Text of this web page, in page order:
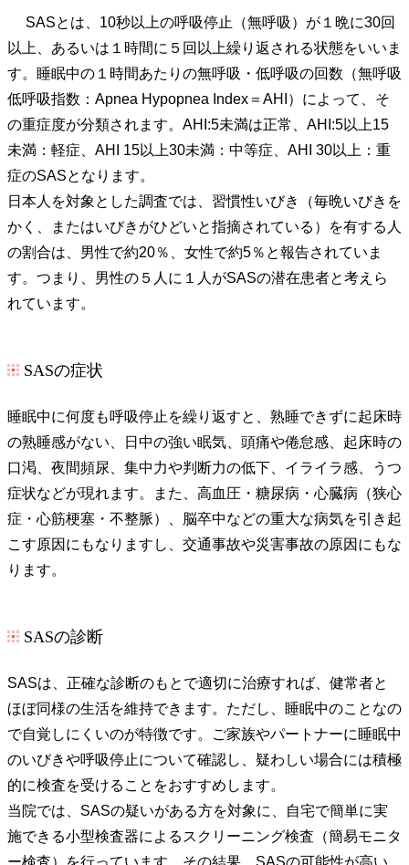
SASとは、10秒以上の呼吸停止（無呼吸）が１晩に30回
以上、あるいは１時間に５回以上繰り返される状態をいいま
す。睡眠中の１時間あたりの無呼吸・低呼吸の回数（無呼吸
低呼吸指数：Apnea Hypopnea Index＝AHI）によって、そ
の重症度が分類されます。AHI:5未満は正常、AHI:5以上15
未満：軽症、AHI 15以上30未満：中等症、AHI 30以上：重
症のSASとなります。
日本人を対象とした調査では、習慣性いびき（毎晩いびきを
かく、またはいびきがひどいと指摘されている）を有する人
の割合は、男性で約20％、女性で約5％と報告されていま
す。つまり、男性の５人に１人がSASの潜在患者と考えら
れています。
SASの症状
睡眠中に何度も呼吸停止を繰り返すと、熟睡できずに起床時
の熟睡感がない、日中の強い眠気、頭痛や倦怠感、起床時の
口渇、夜間頻尿、集中力や判断力の低下、イライラ感、うつ
症状などが現れます。また、高血圧・糖尿病・心臓病（狭心
症・心筋梗塞・不整脈）、脳卒中などの重大な病気を引き起
こす原因にもなりますし、交通事故や災害事故の原因にもな
ります。
SASの診断
SASは、正確な診断のもとで適切に治療すれば、健常者と
ほぼ同様の生活を維持できます。ただし、睡眠中のことなの
で自覚しにくいのが特徴です。ご家族やパートナーに睡眠中
のいびきや呼吸停止について確認し、疑わしい場合には積極
的に検査を受けることをおすすめします。
当院では、SASの疑いがある方を対象に、自宅で簡単に実
施できる小型検査器によるスクリーニング検査（簡易モニタ
ー検査）を行っています。その結果、SASの可能性が高い